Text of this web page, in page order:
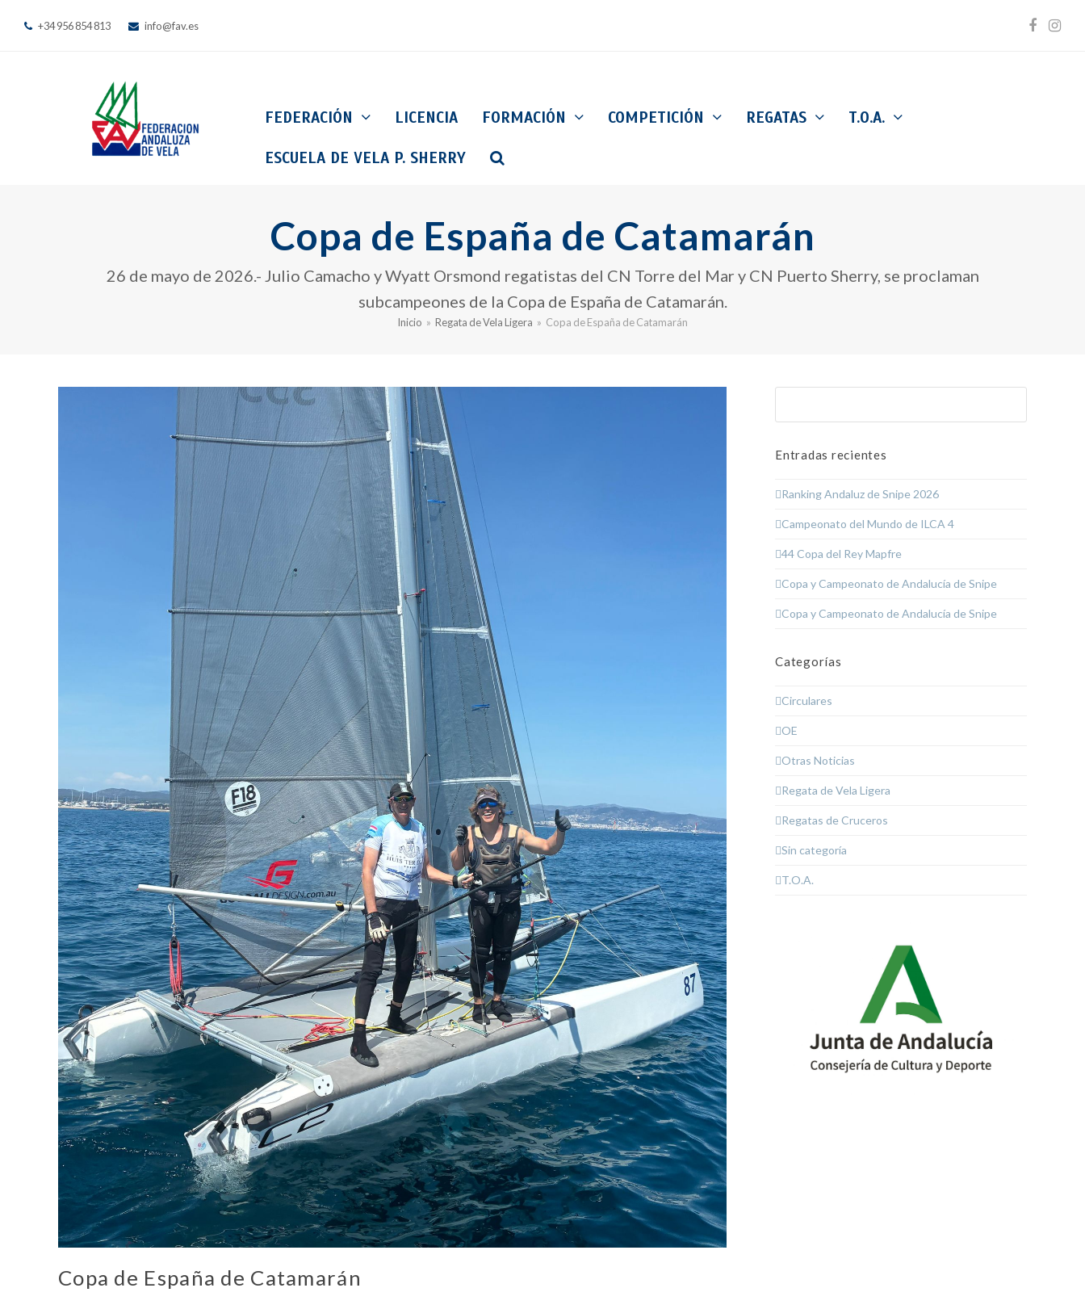
+34 956 854 813 info@fav.es
FEDERACIÓN LICENCIA FORMACIÓN COMPETICIÓN REGATAS T.O.A.
ESCUELA DE VELA P. SHERRY
Copa de España de Catamarán
26 de mayo de 2026.- Julio Camacho y Wyatt Orsmond regatistas del CN Torre del Mar y CN Puerto Sherry, se proclaman
subcampeones de la Copa de España de Catamarán.
Inicio » Regata de Vela Ligera » Copa de España de Catamarán
Copa de España de Catamarán
Entradas recientes
Ranking Andaluz de Snipe 2026
Campeonato del Mundo de ILCA 4
44 Copa del Rey Mapfre
Copa y Campeonato de Andalucía de Snipe
Copa y Campeonato de Andalucía de Snipe
Categorías
Circulares
OE
Otras Noticias
Regata de Vela Ligera
Regatas de Cruceros
Sin categoría
T.O.A.